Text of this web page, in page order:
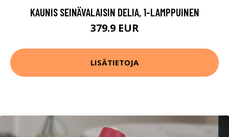
KAUNIS SEINÄVALAISIN DELIA, 1-LAMPPUINEN
379.9 EUR
LISÄTIETOJA